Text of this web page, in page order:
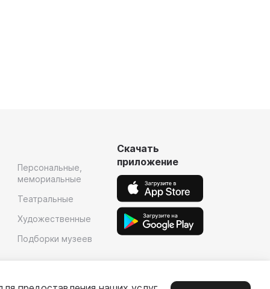
Персональные,
мемориальные
Театральные
Художественные
Подборки музеев
Скачать
приложение